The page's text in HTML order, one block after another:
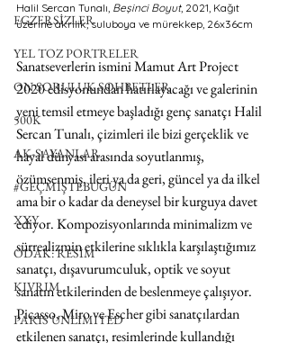
EGZERSİZLER
YEL TOZ PORTRELER
ON SORULUK SOHBETLER
500K
AK-SAYANLAR
#GEÇMİŞTEBUGÜN
XXY
ODAK: RESİM
KIVRIM
PARIS UNLIMITED
Halil Sercan Tunalı, Beşinci Boyut, 2021, Kağıt
üzerine akrilik, suluboya ve mürekkep, 26x36cm
Sanatseverlerin ismini Mamut Art Project
2020 edisyonundan hatırlayacağı ve galerinin
yeni temsil etmeye başladığı genç sanatçı Halil
Sercan Tunalı, çizimleri ile bizi gerçeklik ve
hayal dünyası arasında soyutlanmış,
özümsenmiş, ileri ya da geri, güncel ya da ilkel
ama bir o kadar da deneysel bir kurguya davet
ediyor. Kompozisyonlarında minimalizm ve
sürrealizmin etkilerine sıklıkla karşılaştığımız
sanatçı, dışavurumculuk, optik ve soyut
sanatın etkilerinden de beslenmeye çalışıyor.
Picasso, Miro ve Escher gibi sanatçılardan
etkilenen sanatçı, resimlerinde kullandığı